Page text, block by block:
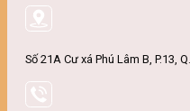
Số 21A Cư xá Phú Lâm B, P.13,